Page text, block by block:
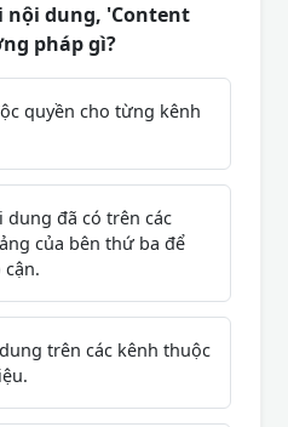
nội dung, 'Content
pháp gì?
quyền cho từng kênh
dung đã có trên các
của bên thứ ba để
trên các kênh thuộc